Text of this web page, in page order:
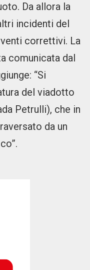
Da allora la
incidenti del
correttivi. La
comunicata dal
“Si
del viadotto
Petrulli), che in
da un